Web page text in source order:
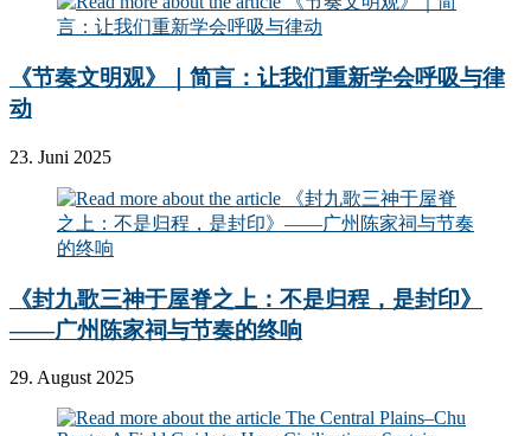
《节奏文明观》｜简言：让我们重新学会呼吸与律
动
23. Juni 2025
《封九歌三神于屋脊之上：不是归程，是封印》
——广州陈家祠与节奏的终响
29. August 2025